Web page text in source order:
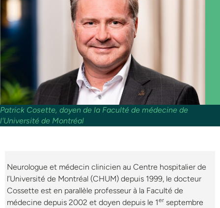
Patrick Cosette, doyen de la Faculté de médecine de
l'Université de Montréal
Neurologue et médecin clinicien au Centre hospitalier de
l’Université de Montréal (CHUM) depuis 1999, le docteur
Cossette est en parallèle professeur à la Faculté de
médecine depuis 2002 et doyen depuis le 1er septembre